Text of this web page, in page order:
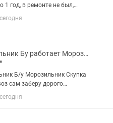
1 год, в ремонте не был,
с района АДК
Холодильник Бу работает Морозильник не работает
Б/у Морозильник Скупка
сам заберу дорого